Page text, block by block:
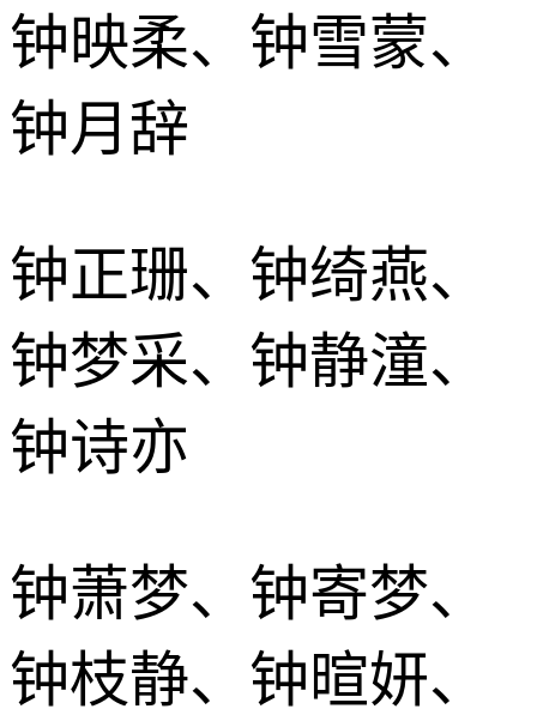
钟映柔、钟雪蒙、
钟月辞
钟正珊、钟绮燕、
钟梦采、钟静潼、
钟诗亦
钟萧梦、钟寄梦、
钟枝静、钟暄妍、